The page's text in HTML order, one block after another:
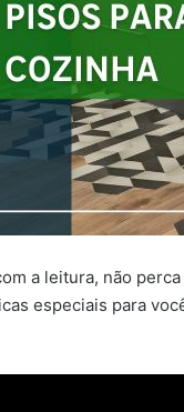
a leitura, não
especiais para